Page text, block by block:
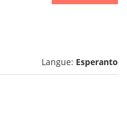
Langue: Esperanto